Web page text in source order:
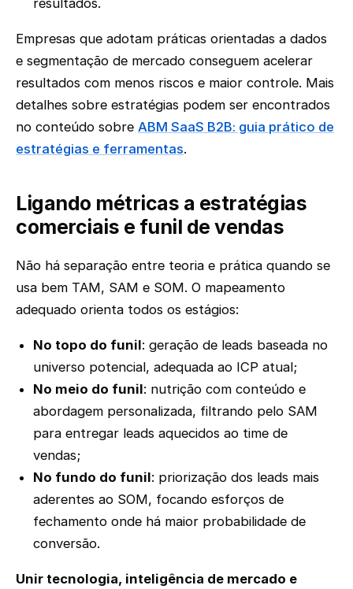
resultados.
Empresas que adotam práticas orientadas a dados
e segmentação de mercado conseguem acelerar
resultados com menos riscos e maior controle. Mais
detalhes sobre estratégias podem ser encontrados
no conteúdo sobre ABM SaaS B2B: guia prático de
estratégias e ferramentas.
Ligando métricas a estratégias
comerciais e funil de vendas
Não há separação entre teoria e prática quando se
usa bem TAM, SAM e SOM. O mapeamento
adequado orienta todos os estágios:
No topo do funil: geração de leads baseada no
universo potencial, adequada ao ICP atual;
No meio do funil: nutrição com conteúdo e
abordagem personalizada, filtrando pelo SAM
para entregar leads aquecidos ao time de
vendas;
No fundo do funil: priorização dos leads mais
aderentes ao SOM, focando esforços de
fechamento onde há maior probabilidade de
conversão.
Unir tecnologia, inteligência de mercado e